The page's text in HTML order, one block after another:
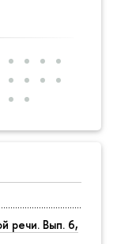
речи. Вып. 6,